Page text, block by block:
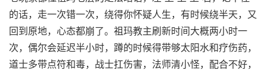
的话，走一次错一次，绕得你怀疑人生，有时候绕半天，又
回到原地，心态都崩了。祖玛教主刷新时间大概两小时一
次，偶尔会延迟半小时，蹲的时候得带够太阳水和疗伤药，
道士多带点符和毒，战士扛伤害，法师清小怪，配合不好，